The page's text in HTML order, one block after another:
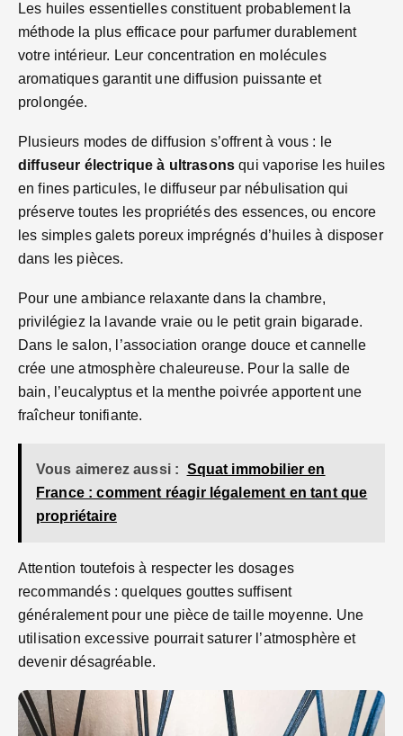
Les huiles essentielles constituent probablement la
méthode la plus efficace pour parfumer durablement
votre intérieur. Leur concentration en molécules
aromatiques garantit une diffusion puissante et
prolongée.
Plusieurs modes de diffusion s’offrent à vous : le
diffuseur électrique à ultrasons qui vaporise les huiles
en fines particules, le diffuseur par nébulisation qui
préserve toutes les propriétés des essences, ou encore
les simples galets poreux imprégnés d’huiles à disposer
dans les pièces.
Pour une ambiance relaxante dans la chambre,
privilégiez la lavande vraie ou le petit grain bigarade.
Dans le salon, l’association orange douce et cannelle
crée une atmosphère chaleureuse. Pour la salle de
bain, l’eucalyptus et la menthe poivrée apportent une
fraîcheur tonifiante.
Vous aimerez aussi : Squat immobilier en
France : comment réagir légalement en tant que
propriétaire
Attention toutefois à respecter les dosages
recommandés : quelques gouttes suffisent
généralement pour une pièce de taille moyenne. Une
utilisation excessive pourrait saturer l’atmosphère et
devenir désagréable.